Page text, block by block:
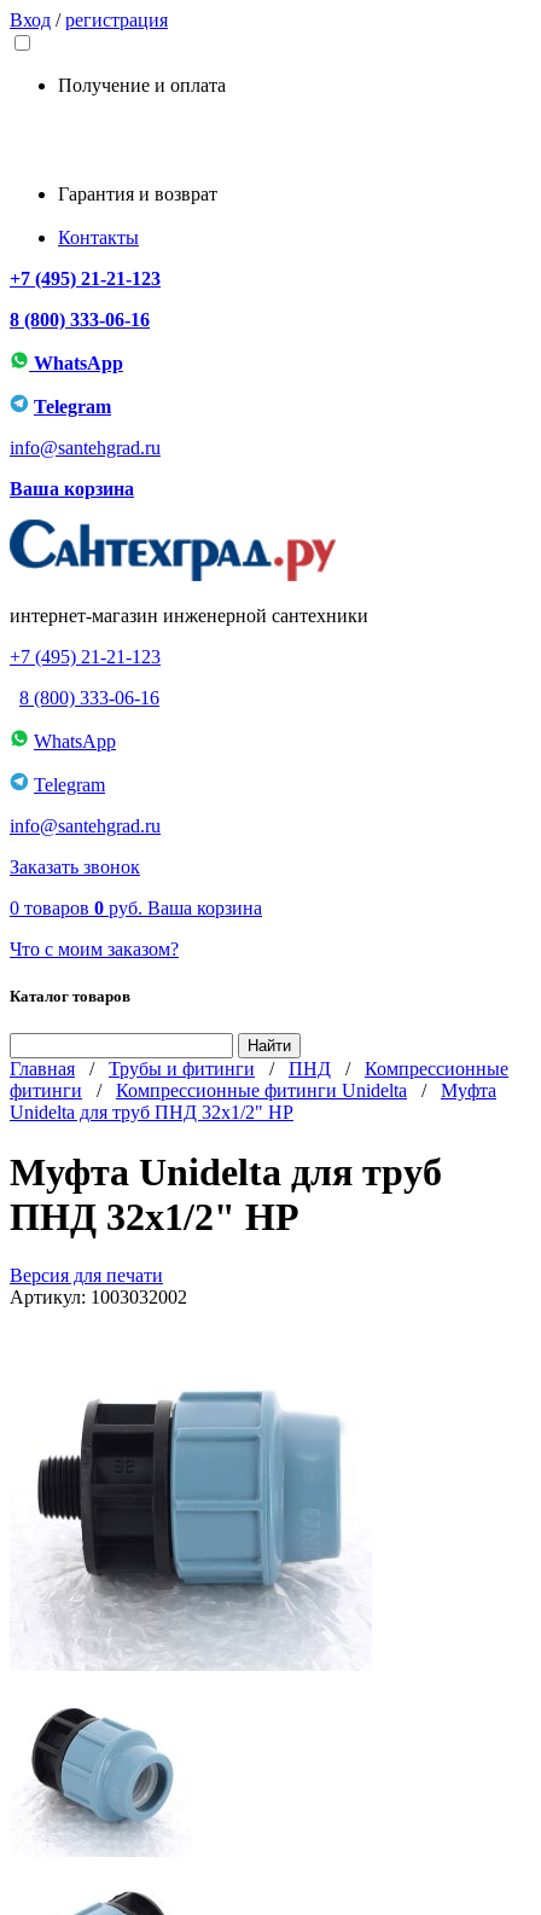
Вход /регистрация
Получение и оплата
Гарантия и возврат
Контакты
+7 (495) 21-21-123
8 (800) 333-06-16
WhatsApp
Telegram
info@santehgrad.ru
Ваша корзина
интернет-магазин инженерной сантехники
+7 (495) 21-21-123
8 (800) 333-06-16
WhatsApp
Telegram
info@santehgrad.ru
Заказать звонок
0 товаров 0 руб. Ваша корзина
Что с моим заказом?
Каталог товаров
Главная / Трубы и фитинги / ПНД / Компрессионные
фитинги / Компрессионные фитинги Unidelta / Муфта
Unidelta для труб ПНД 32x1/2" НР
Муфта Unidelta для труб
ПНД 32x1/2" НР
Версия для печати
Артикул: 1003032002